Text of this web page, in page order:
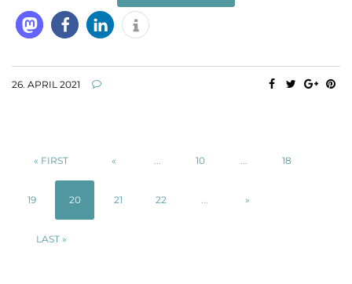
26. APRIL 2021
« FIRST « 10 18
19 20 21 22 »
LAST »